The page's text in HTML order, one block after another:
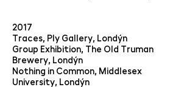
2017
Traces, Ply Gallery, Londýn
Group Exhibition, The Old Truman
Brewery, Londýn
Nothing in Common, Middlesex
University, Londýn